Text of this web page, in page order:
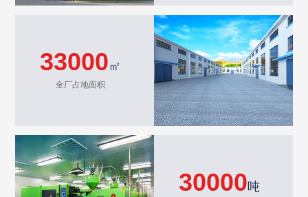
33000 ㎡
全厂占地面积
30000吨